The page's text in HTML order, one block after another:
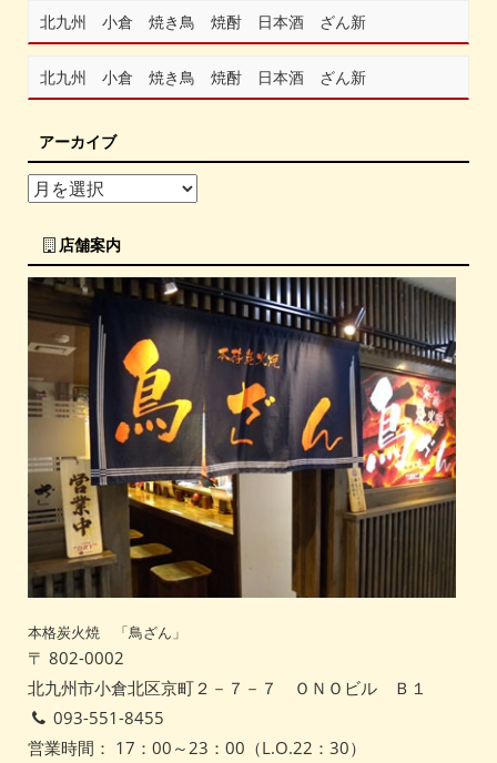
北九州 小倉 焼き鳥 焼酎 日本酒 ざん新
北九州 小倉 焼き鳥 焼酎 日本酒 ざん新
アーカイブ
店舗案内
本格炭火焼 「鳥ざん」
〒 802-0002
北九州市小倉北区京町２－７－７ ＯＮＯビル Ｂ１
093-551-8455
営業時間： 17：00～23：00（L.O.22：30）